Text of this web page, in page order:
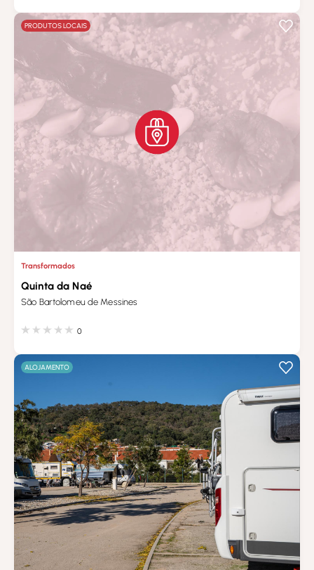
PRODUTOS LOCAIS
Transformados
Quinta da Naé
São Bartolomeu de Messines
0
ALOJAMENTO